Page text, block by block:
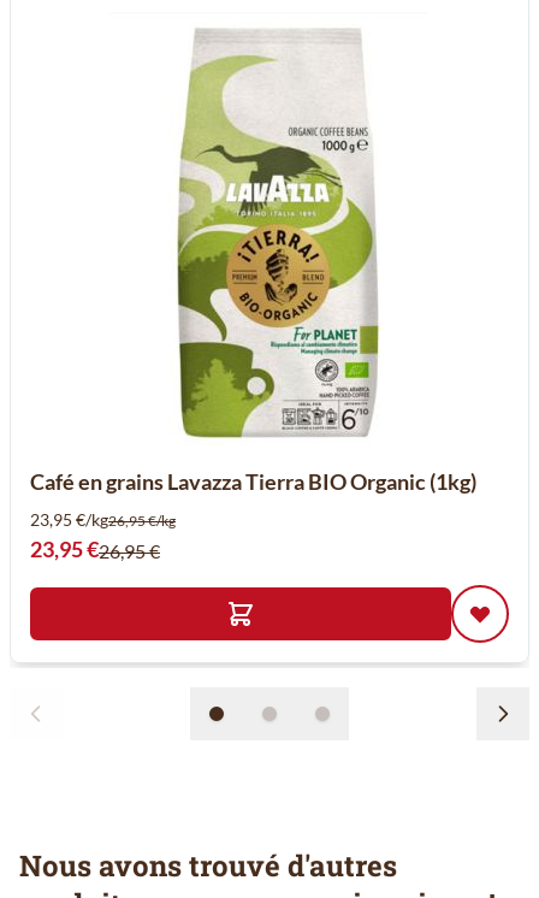
Café en grains Lavazza Tierra BIO Organic (1kg)
23,95 €/kg26,95 €/kg
Prix spécial
23,95 €26,95 €
Nous avons trouvé d'autres